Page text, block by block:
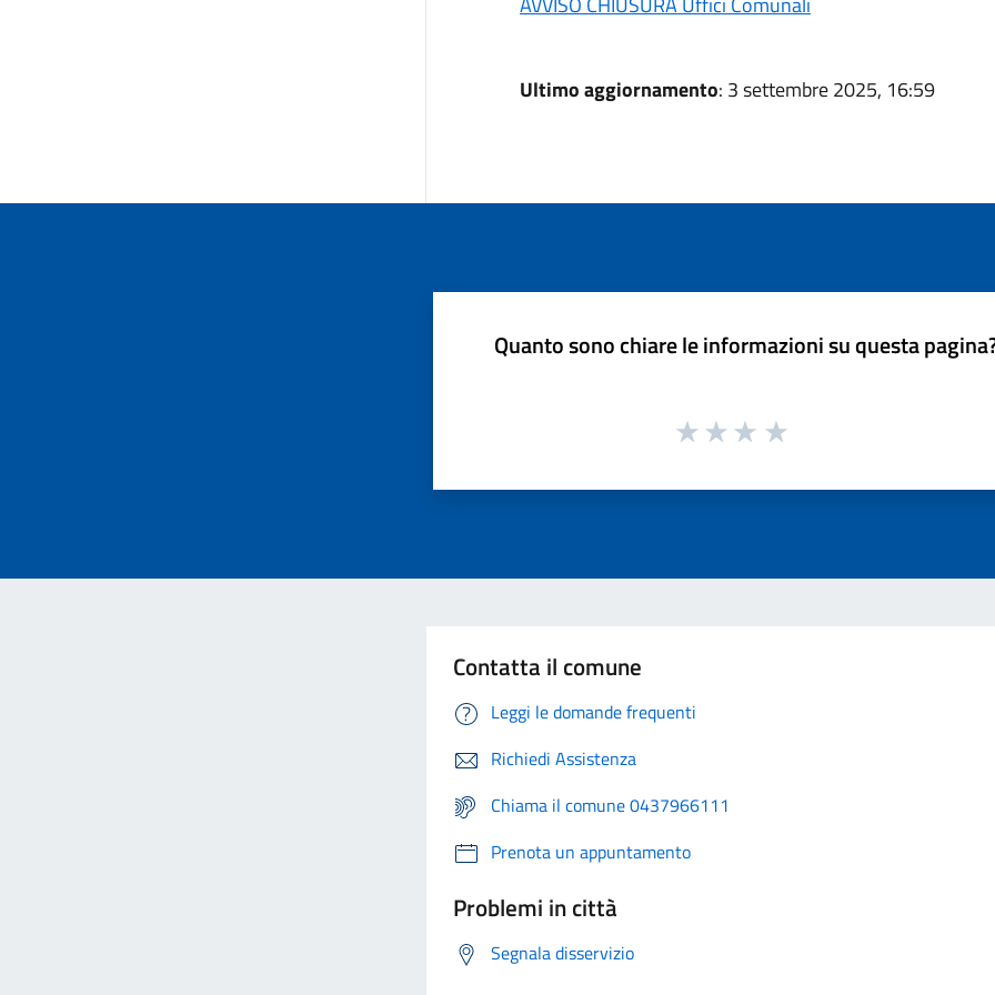
Ultimo aggiornamento: 3 settembre 2025, 16:59
Quanto sono chiare le informazioni su questa
Contatta il comune
Leggi le domande frequenti
Richiedi Assistenza
Chiama il comune 0437966111
Prenota un appuntamento
Problemi in città
Segnala disservizio